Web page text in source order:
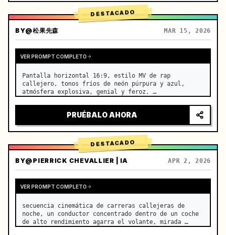
DESTACADO
BY@松果先森 MAR 15, 2026
VER PROMPT COMPLETO
Pantalla horizontal 16:9, estilo MV de rap
callejero, tonos fríos de neón púrpura y azul,
atmósfera explosiva, genial y feroz. …
PRUÉBALO AHORA
DESTACADO
BY@PIERRICK CHEVALLIER | IA APR 2, 2026
VER PROMPT COMPLETO
secuencia cinemática de carreras callejeras de
noche, un conductor concentrado dentro de un coche
de alto rendimiento agarra el volante, mirada